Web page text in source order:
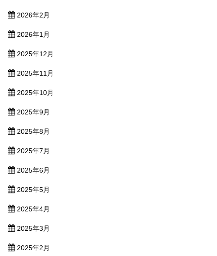
2026年2月
2026年1月
2025年12月
2025年11月
2025年10月
2025年9月
2025年8月
2025年7月
2025年6月
2025年5月
2025年4月
2025年3月
2025年2月